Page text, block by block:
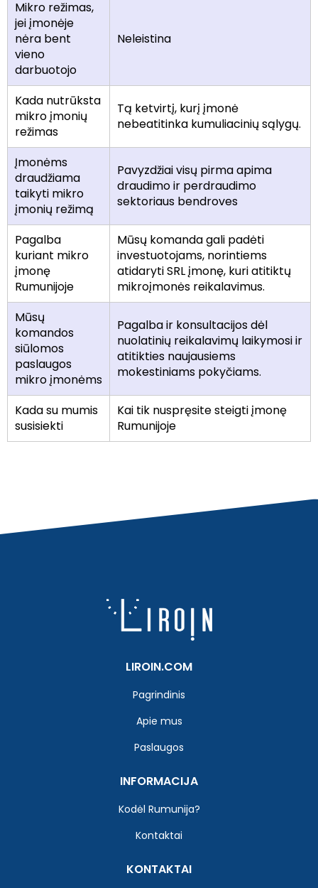
Mikro režimas,
jei įmonėje
nėra bent
vieno
darbuotojo
Neleistina
Kada nutrūksta
mikro įmonių
režimas
Tą ketvirtį, kurį įmonė
nebeatitinka kumuliacinių sąlygų.
Įmonėms
draudžiama
taikyti mikro
įmonių režimą
Pavyzdžiai visų pirma apima
draudimo ir perdraudimo
sektoriaus bendroves
Pagalba
kuriant mikro
įmonę
Rumunijoje
Mūsų komanda gali padėti
investuotojams, norintiems
atidaryti SRL įmonę, kuri atitiktų
mikroįmonės reikalavimus.
Mūsų
komandos
siūlomos
paslaugos
mikro įmonėms
Pagalba ir konsultacijos dėl
nuolatinių reikalavimų laikymosi ir
atitikties naujausiems
mokestiniams pokyčiams.
Kada su mumis
susisiekti
Kai tik nuspręsite steigti įmonę
Rumunijoje
LIROIN.COM
Pagrindinis
Apie mus
Paslaugos
INFORMACIJA
Kodėl Rumunija?
Kontaktai
KONTAKTAI